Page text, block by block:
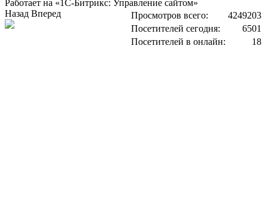
Работает на «1С-Битрикс: Управление сайтом»
Просмотров всего:
4249203
Посетителей сегодня:
6501
Посетителей в онлайн:
18
Назад Вперед